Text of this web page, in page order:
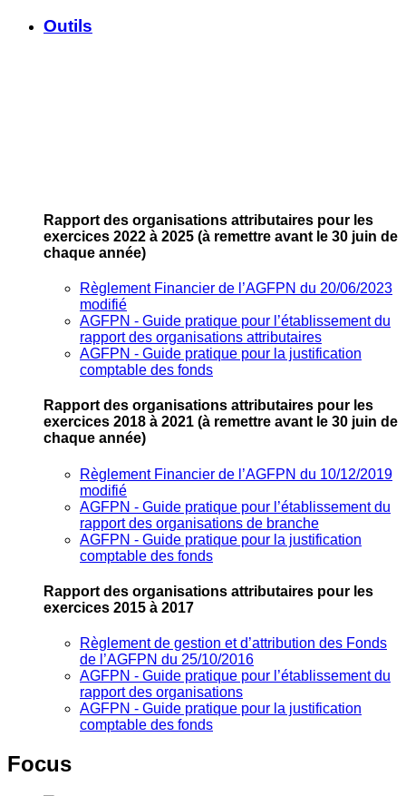
Outils
Rapport des organisations attributaires pour les
exercices 2022 à 2025 (à remettre avant le 30 juin de
chaque année)
Règlement Financier de l’AGFPN du 20/06/2023
modifié
AGFPN ‐ Guide pratique pour l’établissement du
rapport des organisations attributaires
AGFPN ‐ Guide pratique pour la justification
comptable des fonds
Rapport des organisations attributaires pour les
exercices 2018 à 2021 (à remettre avant le 30 juin de
chaque année)
Règlement Financier de l’AGFPN du 10/12/2019
modifié
AGFPN ‐ Guide pratique pour l’établissement du
rapport des organisations de branche
AGFPN ‐ Guide pratique pour la justification
comptable des fonds
Rapport des organisations attributaires pour les
exercices 2015 à 2017
Règlement de gestion et d’attribution des Fonds
de l’AGFPN du 25/10/2016
AGFPN ‐ Guide pratique pour l’établissement du
rapport des organisations
AGFPN ‐ Guide pratique pour la justification
comptable des fonds
Focus